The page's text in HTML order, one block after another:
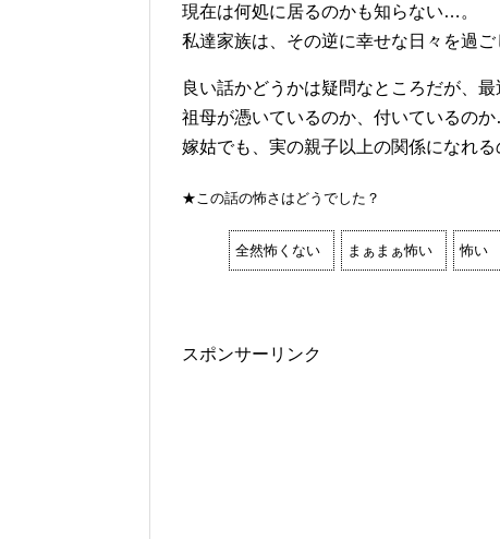
現在は何処に居るのかも知らない…。
私達家族は、その逆に幸せな日々を過ご
良い話かどうかは疑問なところだが、
祖母が憑いているのか、付いているのか
嫁姑でも、実の親子以上の関係になれる
★この話の怖さはどうでした？
全然怖くない まぁまぁ怖い 怖い
スポンサーリンク